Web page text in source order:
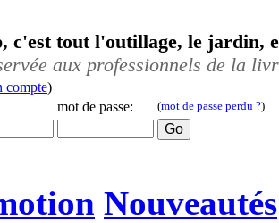
c'est tout l'outillage, le jardin,
aux professionnels de la
compte)
mot de passe: (mot de passe perdu ?)
Nouveautés